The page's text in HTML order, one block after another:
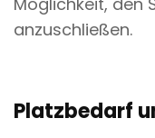
anzuschließen.
Platzbedarf